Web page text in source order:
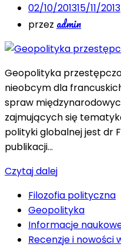
02/10/201315/11/2013
przez admin
Geopolityka
nieobcym dla
spraw
zajmujących się
polityki globalnej jest dr
publikacji…
Czytaj dalej
Filozofia polityczna
Geopolityka
Informacje
Recenzje i nowości